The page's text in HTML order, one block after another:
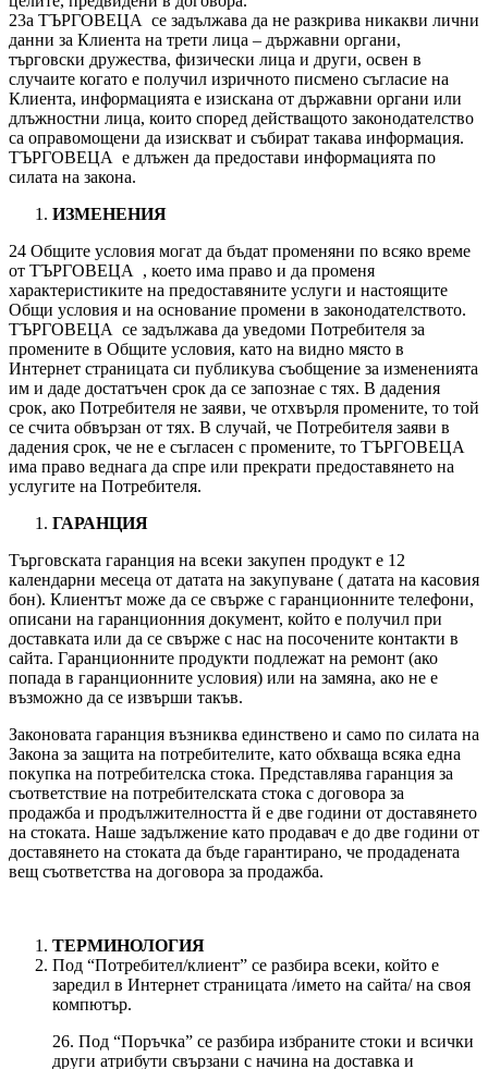
23а ТЪРГОВЕЦА се задължава да не разкрива никакви лични
данни за Клиента на трети лица – държавни органи,
търговски дружества, физически лица и други, освен в
случаите когато е получил изричното писмено съгласие на
Клиента, информацията е изискана от държавни органи или
длъжностни лица, които според действащото законодателство
са оправомощени да изискват и събират такава информация.
ТЪРГОВЕЦА е длъжен да предостави информацията по
силата на закона.
ИЗМЕНЕНИЯ
24 Общите условия могат да бъдат променяни по всяко време
от ТЪРГОВЕЦА , което има право и да променя
характеристиките на предоставяните услуги и настоящите
Общи условия и на основание промени в законодателството.
ТЪРГОВЕЦА се задължава да уведоми Потребителя за
промените в Общите условия, като на видно място в
Интернет страницата си публикува съобщение за измененията
им и даде достатъчен срок да се запознае с тях. В дадения
срок, ако Потребителя не заяви, че отхвърля промените, то той
се счита обвързан от тях. В случай, че Потребителя заяви в
дадения срок, че не е съгласен с промените, то ТЪРГОВЕЦА
има право веднага да спре или прекрати предоставянето на
услугите на Потребителя.
ГАРАНЦИЯ
Търговската гаранция на всеки закупен продукт е 12
календарни месеца от датата на закупуване ( датата на касовия
бон). Клиентът може да се свърже с гаранционните телефони,
описани на гаранционния документ, който е получил при
доставката или да се свърже с нас на посочените контакти в
сайта. Гаранционните продукти подлежат на ремонт (ако
попада в гаранционните условия) или на замяна, ако не е
възможно да се извърши такъв.
Законовата гаранция възниква единствено и само по силата на
Закона за защита на потребителите, като обхваща всяка една
покупка на потребителска стока. Представлява гаранция за
съответствие на потребителската стока с договора за
продажба и продължителността й е две години от доставянето
на стоката. Наше задължение като продавач е до две години от
доставянето на стоката да бъде гарантирано, че продадената
вещ съответства на договора за продажба.
ТЕРМИНОЛОГИЯ
Под “Потребител/клиент” се разбира всеки, който е
заредил в Интернет страницата /името на сайта/ на своя
компютър.
26. Под “Поръчка” се разбира избраните стоки и всички
други атрибути свързани с начина на доставка и